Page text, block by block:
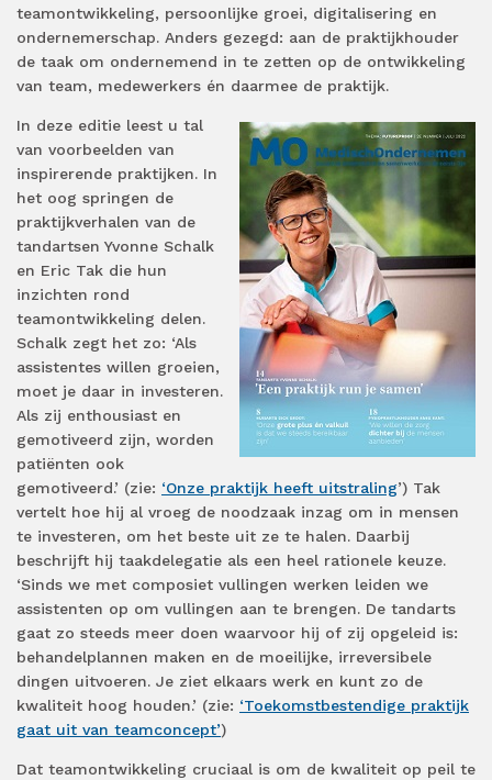
teamontwikkeling, persoonlijke groei, digitalisering en
ondernemerschap. Anders gezegd: aan de praktijkhouder
de taak om ondernemend in te zetten op de ontwikkeling
van team, medewerkers én daarmee de praktijk.
In deze editie leest u tal
van voorbeelden van
inspirerende praktijken. In
het oog springen de
praktijkverhalen van de
tandartsen Yvonne Schalk
en Eric Tak die hun
inzichten rond
teamontwikkeling delen.
Schalk zegt het zo: ‘Als
assistentes willen groeien,
moet je daar in investeren.
Als zij enthousiast en
gemotiveerd zijn, worden
patiënten ook
gemotiveerd.’ (zie: ‘Onze praktijk heeft uitstraling’) Tak
vertelt hoe hij al vroeg de noodzaak inzag om in mensen
te investeren, om het beste uit ze te halen. Daarbij
beschrijft hij taakdelegatie als een heel rationele keuze.
‘Sinds we met composiet vullingen werken leiden we
assistenten op om vullingen aan te brengen. De tandarts
gaat zo steeds meer doen waarvoor hij of zij opgeleid is:
behandelplannen maken en de moeilijke, irreversibele
dingen uitvoeren. Je ziet elkaars werk en kunt zo de
kwaliteit hoog houden.’ (zie: ‘Toekomstbestendige praktijk
gaat uit van teamconcept’)
Dat teamontwikkeling cruciaal is om de kwaliteit op peil te